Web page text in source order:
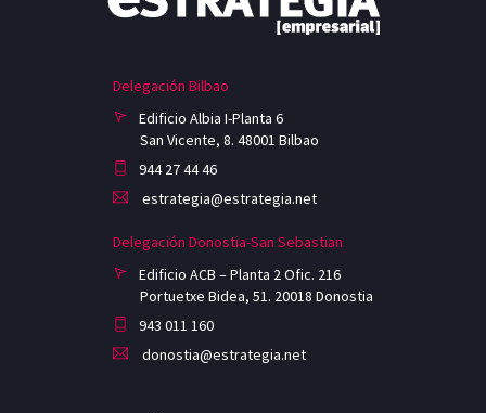
Delegación Bilbao
Edificio Albia I-Planta 6
San Vicente, 8. 48001 Bilbao
944 27 44 46
estrategia@estrategia.net
Delegación Donostia-San Sebastian
Edificio ACB – Planta 2 Ofic. 216
Portuetxe Bidea, 51. 20018 Donostia
943 011 160
donostia@estrategia.net